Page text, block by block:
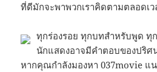
ที่ดีมักจะพาพวกเราคิดตามตลอดเว
ทุกร่องรอย ทุกบทสำหรับพูด ทุ
นักแสดงอาจมีคำตอบของปริศ
หากคุณกำลังมองหา 037movie แ